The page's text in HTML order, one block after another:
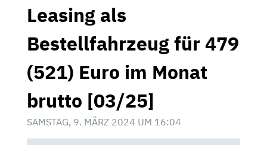
Leasing als
Bestellfahrzeug für 479
(521) Euro im Monat
brutto [03/25]
SAMSTAG, 9. MÄRZ 2024 UM 16:04